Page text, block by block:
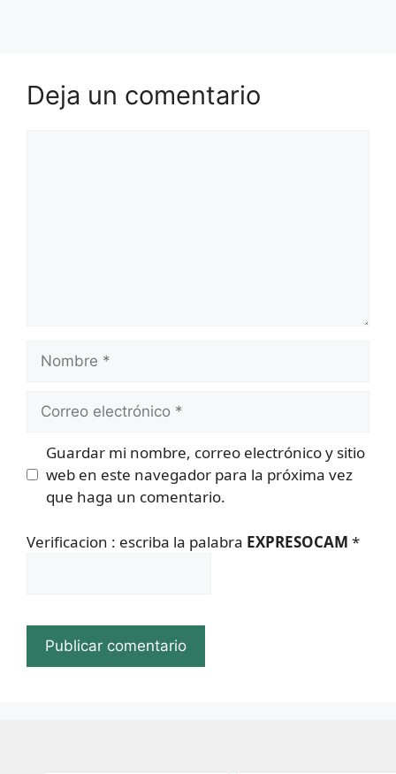
Deja un comentario
Nombre
Correo
Guardar mi nombre, correo electrónico y sitio
web en este navegador para la próxima vez
que haga un comentario.
Verificacion : escriba la palabra EXPRESOCAM *